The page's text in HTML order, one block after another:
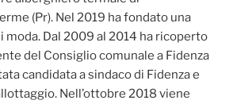
(Pr). Nel 2019 ha fondato una
moda. Dal 2009 al 2014 ha ricoperto
del Consiglio comunale a Fidenza
candidata a sindaco di Fidenza e
Nell’ottobre 2018 viene